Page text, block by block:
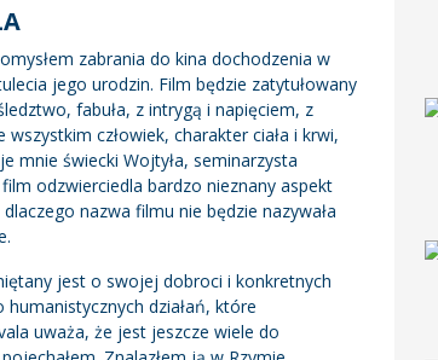
zabrania do kina dochodzenia w
jego urodzin. Film będzie zatytułowany
fabuła, z intrygą i napięciem, z
człowiek, charakter ciała i krwi,
mnie świecki Wojtyła, seminarzysta
odzwierciedla bardzo nieznany aspekt
nazwa filmu nie będzie nazywała
jest o swojej dobroci i konkretnych
działań, które
uważa, że ​​jest jeszcze wiele do